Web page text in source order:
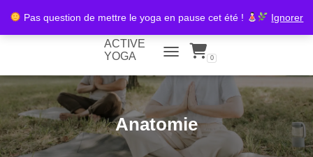
Pas question de mettre le yoga en pause cet été ! Ignorer
ACTIVE
YOGA
TOGGLE NAVIGATION
0
Anatomie